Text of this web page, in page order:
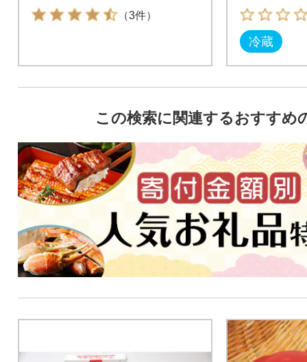
（3件）
冷蔵
この検索に関連するおすすめ